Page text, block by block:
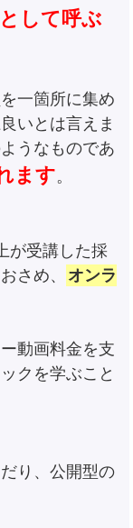
して呼ぶ
一箇所に集め
いとは言えま
うなものであ
ます。
が受講した採
さめ、
オンラ
動画料金を支
クを学ぶこと
り、公開型の